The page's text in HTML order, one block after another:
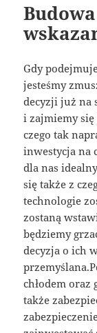
Gdy
jesteśmy
decyzji już na
i zajmiemy się
czego tak
inwestycja na
dla nas
się także z
technologie
zostaną
będziemy
decyzja o ich
chłodem
także